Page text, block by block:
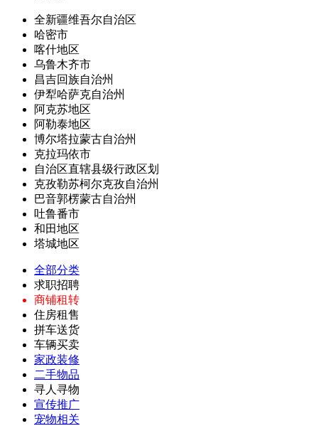
全新疆维吾尔自治区
哈密市
喀什地区
乌鲁木齐市
昌吉回族自治州
伊犁哈萨克自治州
阿克苏地区
阿勒泰地区
博尔塔拉蒙古自治州
克拉玛依市
自治区直辖县级行政区划
克孜勒苏柯尔克孜自治州
巴音郭楞蒙古自治州
吐鲁番市
和田地区
塔城地区
全部分类
求职招聘
商铺租转
住房租售
拼车送货
车辆买卖
家政装修
二手物品
寻人寻物
宣传推广
宠物相关